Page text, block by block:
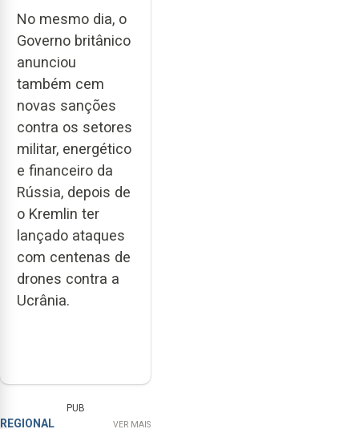
No mesmo dia, o
Governo britânico
anunciou
também cem
novas sanções
contra os setores
militar, energético
e financeiro da
Rússia, depois de
o Kremlin ter
lançado ataques
com centenas de
drones contra a
Ucrânia.
PUB
REGIONAL VER MAIS